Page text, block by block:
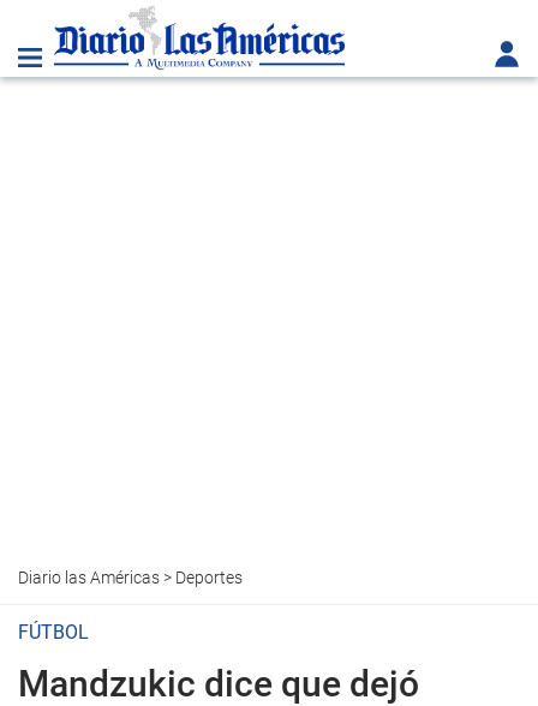
Diario las Américas> Deportes
FÚTBOL
Mandzukic dice que dejó